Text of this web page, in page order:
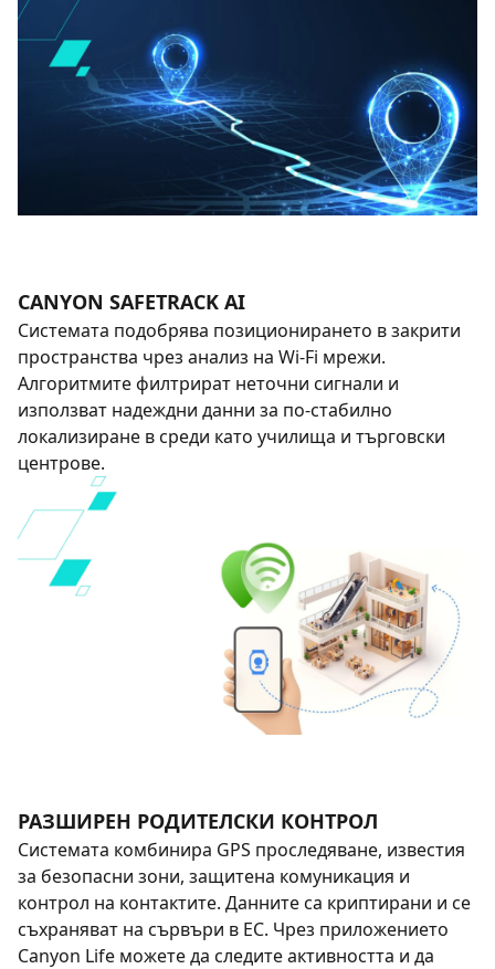
CANYON SAFETRACK AI
Системата подобрява позиционирането в закрити
пространства чрез анализ на Wi-Fi мрежи.
Алгоритмите филтрират неточни сигнали и
използват надеждни данни за по-стабилно
локализиране в среди като училища и търговски
центрове.
РАЗШИРЕН РОДИТЕЛСКИ КОНТРОЛ
Системата комбинира GPS проследяване, известия
за безопасни зони, защитена комуникация и
контрол на контактите. Данните са криптирани и се
съхраняват на сървъри в ЕС. Чрез приложението
Canyon Life можете да следите активността и да